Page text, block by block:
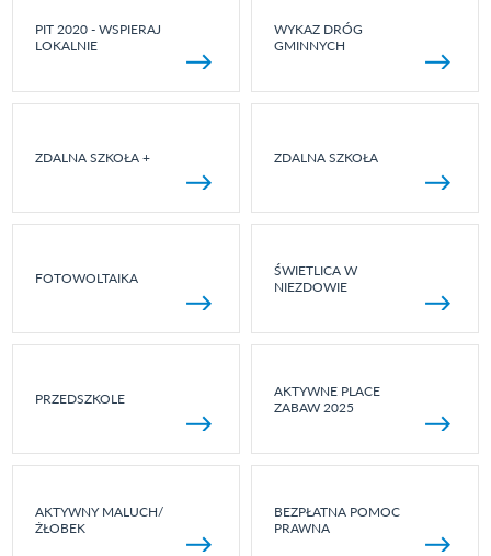
PIT 2020 - WSPIERAJ
LOKALNIE
WYKAZ DRÓG
GMINNYCH
ZDALNA SZKOŁA + ZDALNA SZKOŁA
FOTOWOLTAIKA
ŚWIETLICA W
NIEZDOWIE
PRZEDSZKOLE
AKTYWNE PLACE
ZABAW 2025
AKTYWNY MALUCH/
ŻŁOBEK
BEZPŁATNA POMOC
PRAWNA